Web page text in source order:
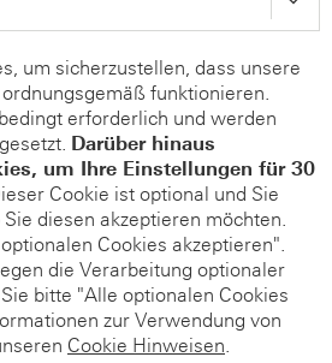
um sicherzustellen, dass unsere
funktionieren.
erforderlich und werden
Darüber hinaus
um Ihre Einstellungen für 30
Cookie ist optional und Sie
diesen akzeptieren möchten.
Cookies akzeptieren".
die Verarbeitung optionaler
bitte "Alle optionalen Cookies
zur Verwendung von
Cookie Hinweisen.